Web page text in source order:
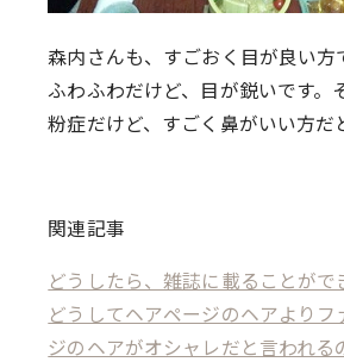
森内さんも、すごおく目が良い方
ふわふわだけど、目が鋭いです。
粉症だけど、すごく鼻がいい方だ
関連記事
どうしたら、雑誌に載ることがで
どうしてヘアページのヘアよりフ
ジのヘアがオシャレだと言われる